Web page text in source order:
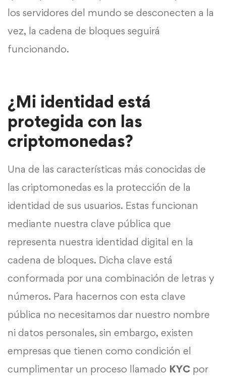
los servidores del mundo se desconecten a la
vez, la cadena de bloques seguirá
funcionando.
¿Mi identidad está
protegida con las
criptomonedas?
Una de las características más conocidas de
las criptomonedas es la protección de la
identidad de sus usuarios. Estas funcionan
mediante nuestra clave pública que
representa nuestra identidad digital en la
cadena de bloques. Dicha clave está
conformada por una combinación de letras y
números. Para hacernos con esta clave
pública no necesitamos dar nuestro nombre
ni datos personales, sin embargo, existen
empresas que tienen como condición el
cumplimentar un proceso llamado KYC por